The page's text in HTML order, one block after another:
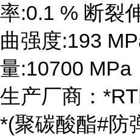
率:0.1 % 断裂
曲强度:193
量:10700 MPa
生产厂商：
*(聚碳酸酯#防